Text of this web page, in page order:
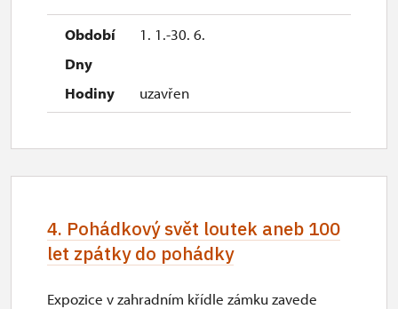
13.30 – 14.15, 15.00 – 15.45
1. 1.-30. 6.
uzavřen
4. Pohádkový svět loutek aneb 100
let zpátky do pohádky
Expozice v zahradním křídle zámku zavede